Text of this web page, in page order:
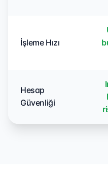
İşleme Hızı
Hesap
Güvenliği